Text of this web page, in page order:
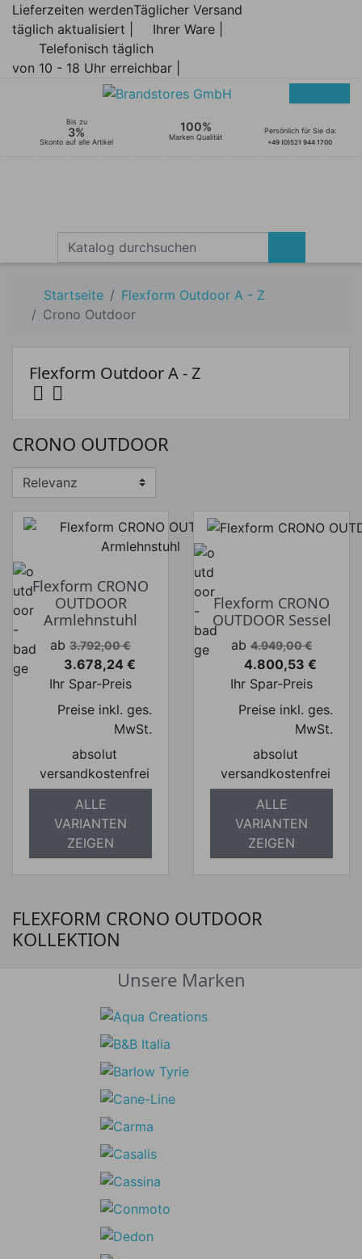
Lieferzeiten werden
täglich aktualisiert |
Täglicher Versand
Ihrer Ware |
Telefonisch täglich
von 10 - 18 Uhr erreichbar |
Bis zu
3%
Skonto auf alle Artikel
100%
Marken Qualität
Persönlich für Sie da:
+49 (0)521 944 1700
Startseite
Flexform Outdoor A - Z
Crono Outdoor
Preis
Preis von
€ Preis bis
€
Flexform Outdoor A - Z
 
CRONO OUTDOOR
Flexform CRONO
OUTDOOR
Armlehnstuhl
Verkaufspreis
ab 3.792,00 €
Preis
3.678,24 €
Ihr Spar-Preis
Preise inkl. ges.
MwSt.
absolut
versandkostenfrei
ALLE
VARIANTEN
ZEIGEN
Flexform CRONO
OUTDOOR Sessel
Verkaufspreis
ab 4.949,00 €
Preis
4.800,53 €
Ihr Spar-Preis
Preise inkl. ges.
MwSt.
absolut
versandkostenfrei
ALLE
VARIANTEN
ZEIGEN
FLEXFORM CRONO OUTDOOR
KOLLEKTION
Unsere Marken